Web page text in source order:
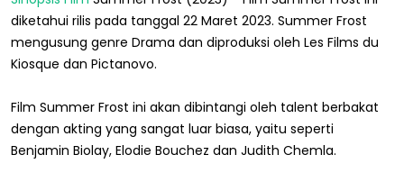
diketahui rilis pada tanggal 22 Maret 2023. Summer Frost
mengusung genre Drama dan diproduksi oleh Les Films du
Kiosque dan Pictanovo.
Film Summer Frost ini akan dibintangi oleh talent berbakat
dengan akting yang sangat luar biasa, yaitu seperti
Benjamin Biolay, Elodie Bouchez dan Judith Chemla.